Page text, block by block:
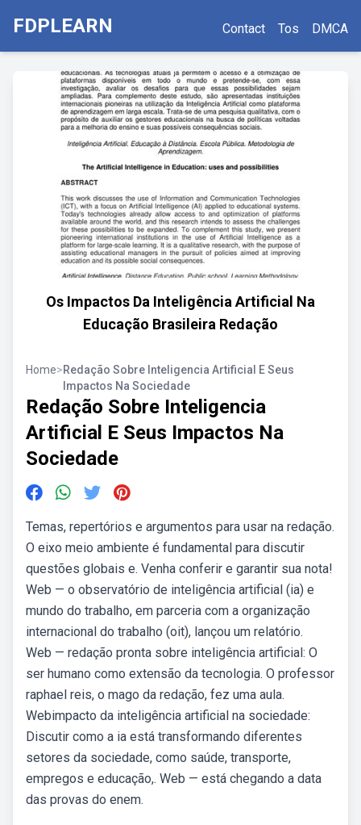
FDPLEARN Contact Tos DMCA
Os Impactos Da Inteligência Artificial Na
Educação Brasileira Redação
Home>Redação Sobre Inteligencia Artificial E Seus
Impactos Na Sociedade
Redação Sobre Inteligencia
Artificial E Seus Impactos Na
Sociedade
Temas, repertórios e argumentos para usar na redação.
O eixo meio ambiente é fundamental para discutir
questões globais e. Venha conferir e garantir sua nota!
Web — o observatório de inteligência artificial (ia) e
mundo do trabalho, em parceria com a organização
internacional do trabalho (oit), lançou um relatório.
Web — redação pronta sobre inteligência artificial: O
ser humano como extensão da tecnologia. O professor
raphael reis, o mago da redação, fez uma aula.
Webimpacto da inteligência artificial na sociedade:
Discutir como a ia está transformando diferentes
setores da sociedade, como saúde, transporte,
empregos e educação,. Web — está chegando a data
das provas do enem.